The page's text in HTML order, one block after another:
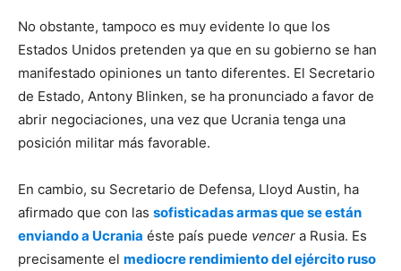
No obstante, tampoco es muy evidente lo que los
Estados Unidos pretenden ya que en su gobierno se han
manifestado opiniones un tanto diferentes. El Secretario
de Estado, Antony Blinken, se ha pronunciado a favor de
abrir negociaciones, una vez que Ucrania tenga una
posición militar más favorable.
En cambio, su Secretario de Defensa, Lloyd Austin, ha
afirmado que con las sofisticadas armas que se están
enviando a Ucrania éste país puede vencer a Rusia. Es
precisamente el mediocre rendimiento del ejército ruso